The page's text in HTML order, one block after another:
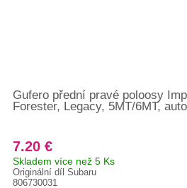
Gufero přední pravé poloosy
Forester, Legacy, 5MT/6MT,
7.20 €
Skladem více než 5 Ks
Originální díl Subaru
806730031